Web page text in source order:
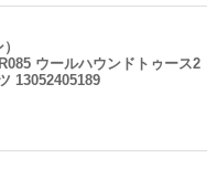
ウールハウンドトゥース2
13052405189